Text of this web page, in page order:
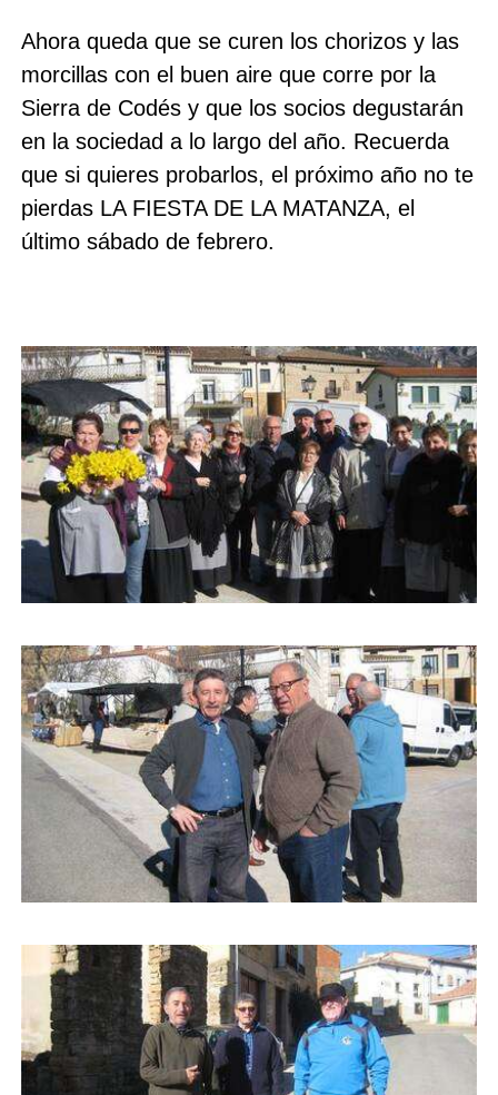
Ahora queda que se curen los chorizos y las
morcillas con el buen aire que corre por la
Sierra de Codés y que los socios degustarán
en la sociedad a lo largo del año. Recuerda
que si quieres probarlos, el próximo año no te
pierdas LA FIESTA DE LA MATANZA, el
último sábado de febrero.